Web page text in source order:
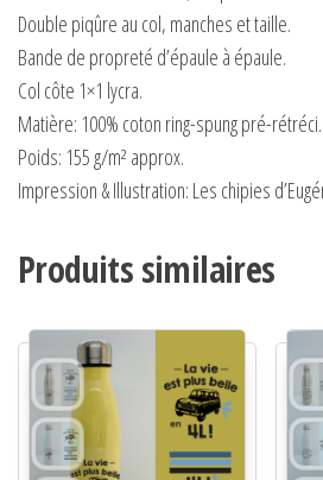
Double piqûre au col, manches et taille.
Bande de propreté d’épaule à épaule.
Col côte 1×1 lycra.
Matière: 100% coton ring-spung pré-rétréci.
Poids: 155 g/m² approx.
Impression & Illustration: Les chipies
Produits similaires